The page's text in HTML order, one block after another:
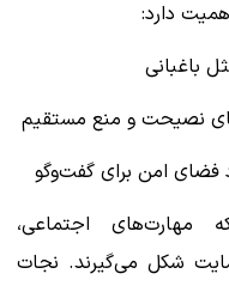
دارد:
مهارت‌های اجتماعی،
شکل می‌گیرند. نجات